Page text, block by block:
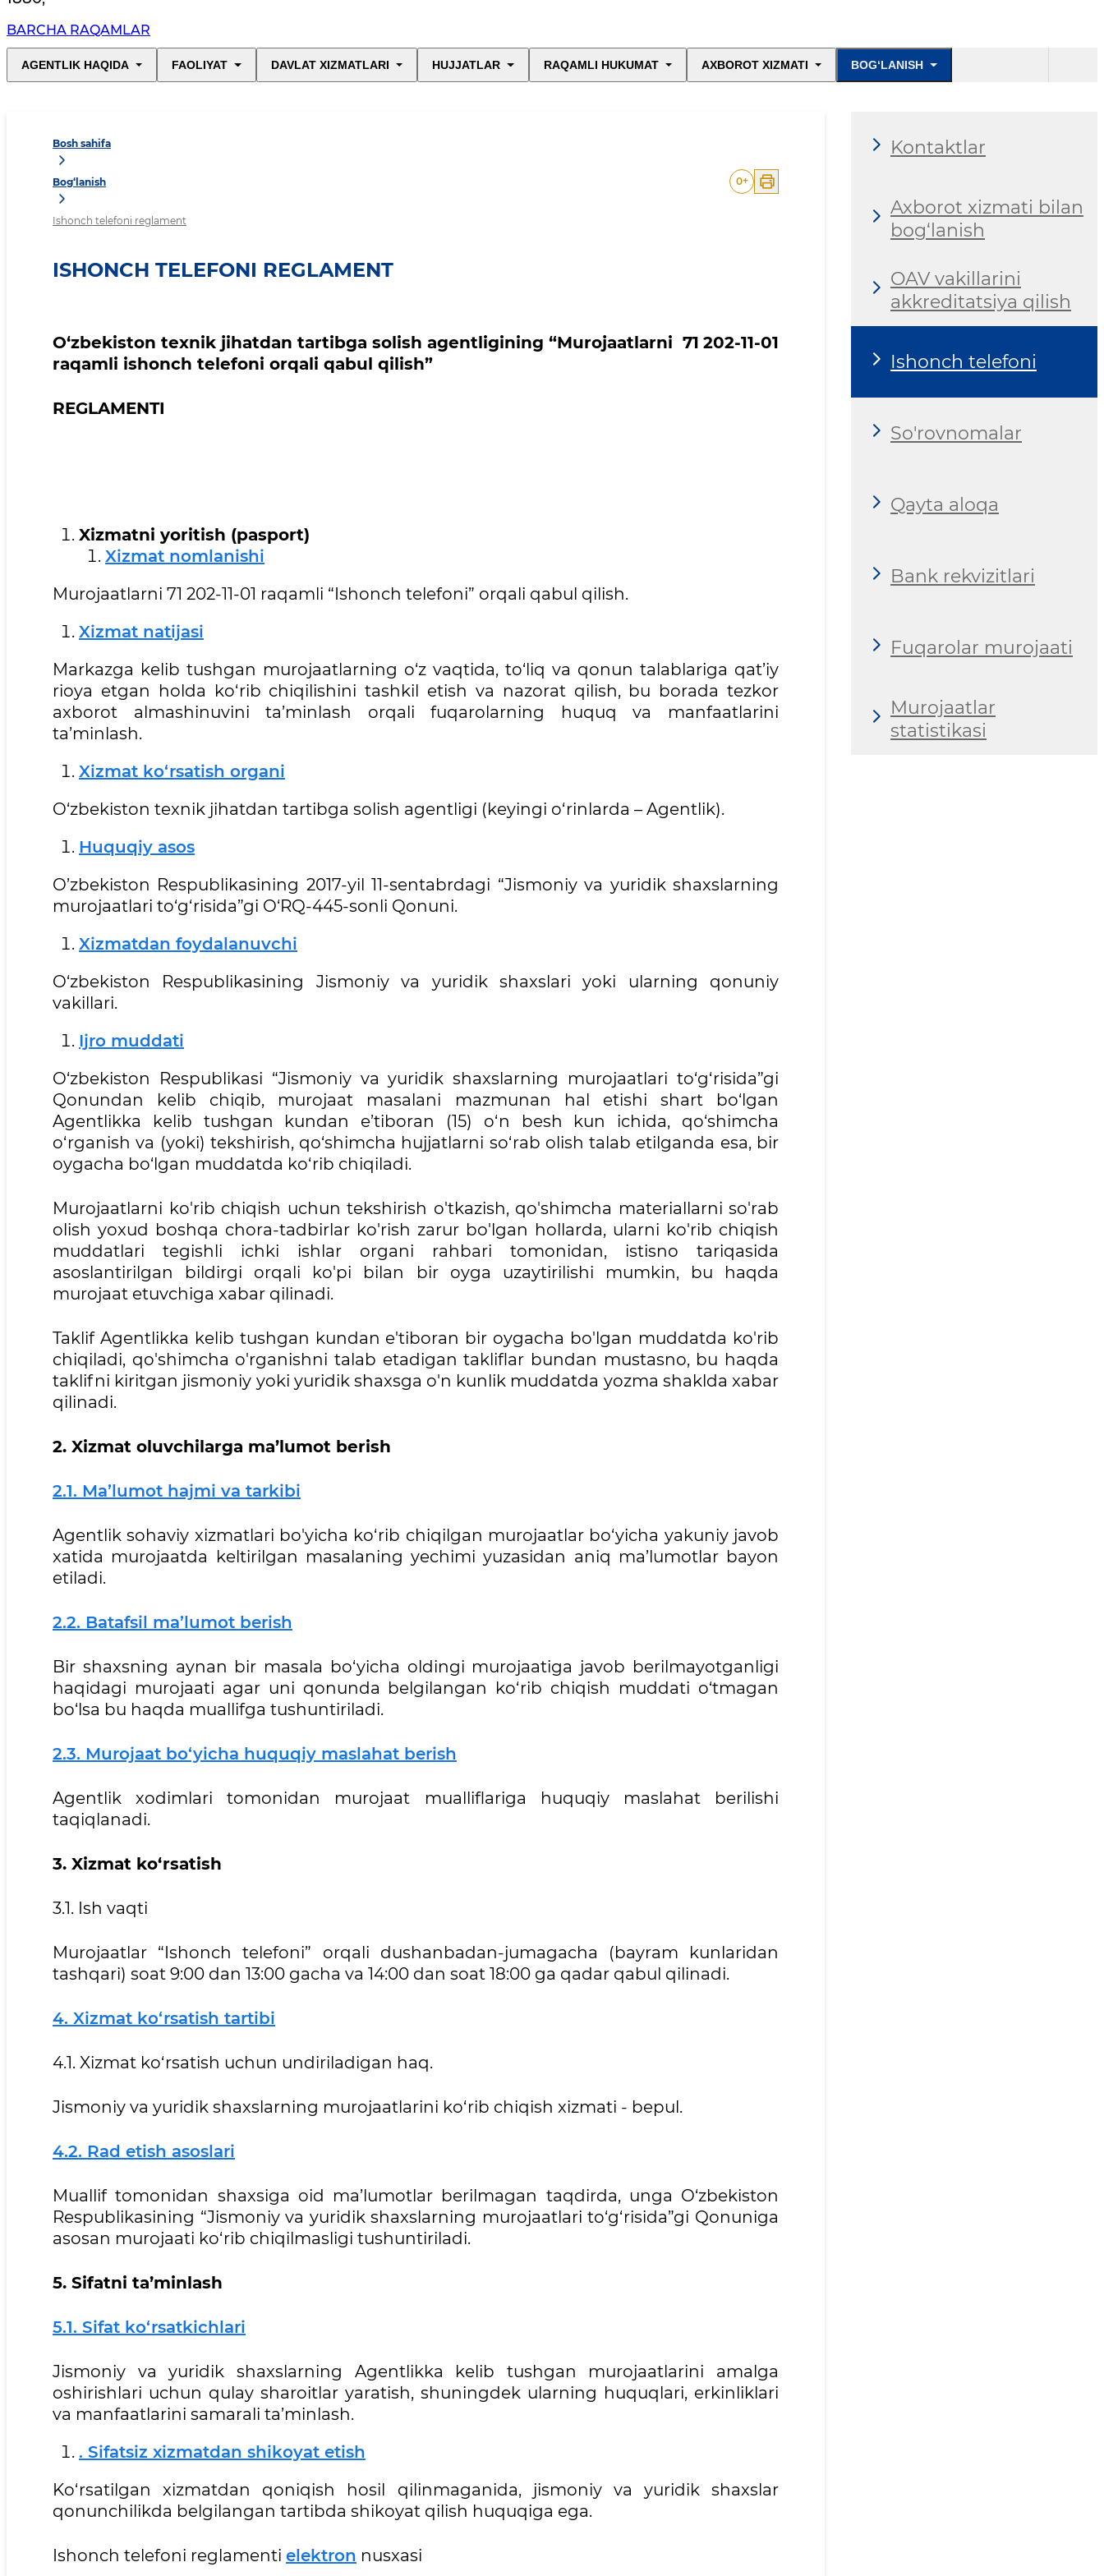
BARCHA RAQAMLAR
AGENTLIK HAQIDA FAOLIYAT DAVLAT XIZMATLARI HUJJATLAR RAQAMLI HUKUMAT AXBOROT XIZMATI BOG‘LANISH
Bosh sahifa
Bog‘lanish
Ishonch telefoni reglament
0+
ISHONCH TELEFONI REGLAMENT
O‘zbekiston texnik jihatdan tartibga solish agentligining “Murojaatlarni 71 202-11-01
raqamli ishonch telefoni orqali qabul qilish”
REGLAMENTI
Xizmatni yoritish (pasport)
Xizmat nomlanishi
Murojaatlarni 71 202-11-01 raqamli “Ishonch telefoni” orqali qabul qilish.
Xizmat natijasi
Markazga kelib tushgan murojaatlarning o‘z vaqtida, to‘liq va qonun talablariga qat’iy
rioya etgan holda ko‘rib chiqilishini tashkil etish va nazorat qilish, bu borada tezkor
axborot almashinuvini ta’minlash orqali fuqarolarning huquq va manfaatlarini
ta’minlash.
Xizmat ko‘rsatish organi
O‘zbekiston texnik jihatdan tartibga solish agentligi (keyingi o‘rinlarda – Agentlik).
Huquqiy asos
O’zbekiston Respublikasining 2017-yil 11-sentabrdagi “Jismoniy va yuridik shaxslarning
murojaatlari to‘g‘risida”gi O‘RQ-445-sonli Qonuni.
Xizmatdan foydalanuvchi
O‘zbekiston Respublikasining Jismoniy va yuridik shaxslari yoki ularning qonuniy
vakillari.
Ijro muddati
O‘zbekiston Respublikasi “Jismoniy va yuridik shaxslarning murojaatlari to‘g‘risida”gi
Qonundan kelib chiqib, murojaat masalani mazmunan hal etishi shart bo‘lgan
Agentlikka kelib tushgan kundan e’tiboran (15) o‘n besh kun ichida, qo‘shimcha
o‘rganish va (yoki) tekshirish, qo‘shimcha hujjatlarni so‘rab olish talab etilganda esa, bir
oygacha bo‘lgan muddatda ko‘rib chiqiladi.
Murojaatlarni ko'rib chiqish uchun tekshirish o'tkazish, qo'shimcha materiallarni so'rab
olish yoxud boshqa chora-tadbirlar ko'rish zarur bo'lgan hollarda, ularni ko'rib chiqish
muddatlari tegishli ichki ishlar organi rahbari tomonidan, istisno tariqasida
asoslantirilgan bildirgi orqali ko'pi bilan bir oyga uzaytirilishi mumkin, bu haqda
murojaat etuvchiga xabar qilinadi.
Taklif Agentlikka kelib tushgan kundan e'tiboran bir oygacha bo'lgan muddatda ko'rib
chiqiladi, qo'shimcha o'rganishni talab etadigan takliflar bundan mustasno, bu haqda
taklifni kiritgan jismoniy yoki yuridik shaxsga o'n kunlik muddatda yozma shaklda xabar
qilinadi.
2. Xizmat oluvchilarga ma’lumot berish
2.1. Ma’lumot hajmi va tarkibi
Agentlik sohaviy xizmatlari bo'yicha ko‘rib chiqilgan murojaatlar bo‘yicha yakuniy javob
xatida murojaatda keltirilgan masalaning yechimi yuzasidan aniq ma’lumotlar bayon
etiladi.
2.2. Batafsil ma’lumot berish
Bir shaxsning aynan bir masala bo‘yicha oldingi murojaatiga javob berilmayotganligi
haqidagi murojaati agar uni qonunda belgilangan ko‘rib chiqish muddati o‘tmagan
bo‘lsa bu haqda muallifga tushuntiriladi.
2.3. Murojaat bo‘yicha huquqiy maslahat berish
Agentlik xodimlari tomonidan murojaat mualliflariga huquqiy maslahat berilishi
taqiqlanadi.
3. Xizmat ko‘rsatish
3.1. Ish vaqti
Murojaatlar “Ishonch telefoni” orqali dushanbadan-jumagacha (bayram kunlaridan
tashqari) soat 9:00 dan 13:00 gacha va 14:00 dan soat 18:00 ga qadar qabul qilinadi.
4. Xizmat ko‘rsatish tartibi
4.1. Xizmat ko‘rsatish uchun undiriladigan haq.
Jismoniy va yuridik shaxslarning murojaatlarini ko‘rib chiqish xizmati - bepul.
4.2. Rad etish asoslari
Muallif tomonidan shaxsiga oid ma’lumotlar berilmagan taqdirda, unga O‘zbekiston
Respublikasining “Jismoniy va yuridik shaxslarning murojaatlari to‘g‘risida”gi Qonuniga
asosan murojaati ko‘rib chiqilmasligi tushuntiriladi.
5. Sifatni ta’minlash
5.1. Sifat ko‘rsatkichlari
Jismoniy va yuridik shaxslarning Agentlikka kelib tushgan murojaatlarini amalga
oshirishlari uchun qulay sharoitlar yaratish, shuningdek ularning huquqlari, erkinliklari
va manfaatlarini samarali ta’minlash.
. Sifatsiz xizmatdan shikoyat etish
Ko‘rsatilgan xizmatdan qoniqish hosil qilinmaganida, jismoniy va yuridik shaxslar
qonunchilikda belgilangan tartibda shikoyat qilish huquqiga ega.
Ishonch telefoni reglamenti elektron nusxasi
Kontaktlar
Axborot xizmati bilan
bog‘lanish
OAV vakillarini
akkreditatsiya qilish
Ishonch telefoni
So'rovnomalar
Qayta aloqa
Bank rekvizitlari
Fuqarolar murojaati
Murojaatlar
statistikasi